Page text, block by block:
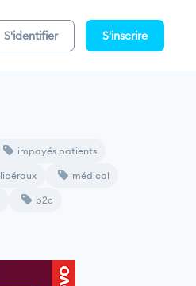
S'identifier S'inscrire
impayés patients
libéraux médical
b2c